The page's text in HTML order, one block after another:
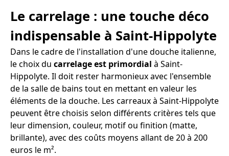
Le carrelage : une touche déco
indispensable à Saint-Hippolyte
Dans le cadre de l'installation d'une douche italienne,
le choix du carrelage est primordial à Saint-
Hippolyte. Il doit rester harmonieux avec l'ensemble
de la salle de bains tout en mettant en valeur les
éléments de la douche. Les carreaux à Saint-Hippolyte
peuvent être choisis selon différents critères tels que
leur dimension, couleur, motif ou finition (matte,
brillante), avec des coûts moyens allant de 20 à 200
euros le m².